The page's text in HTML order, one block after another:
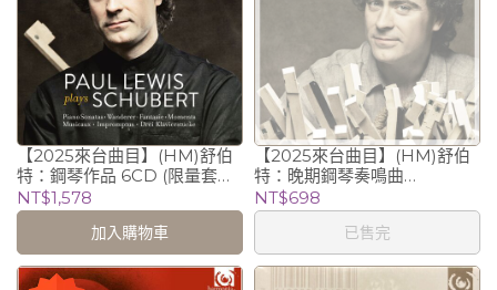
【2025來台曲目】(HM)舒伯
特：鋼琴作品 6CD (限量套裝)
/ 保羅．路易斯 Paul Lewis
(piano)
NT$1,578
加入購物車
【2025來台曲目】(HM)舒伯
特：晚期鋼琴奏鳴曲
D.784,958~960 (2CD) / 保
羅．路易斯 Paul Lewis
NT$698
已售完